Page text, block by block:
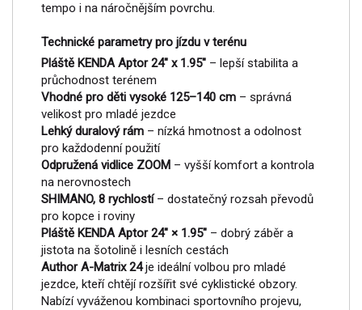
tempo i na náročnějším povrchu.
Technické parametry pro jízdu v terénu
Pláště KENDA Aptor 24" x 1.95" – lepší stabilita a
průchodnost terénem
Vhodné pro děti vysoké 125–140 cm – správná
velikost pro mladé jezdce
Lehký duralový rám – nízká hmotnost a odolnost
pro každodenní použití
Odpružená vidlice ZOOM – vyšší komfort a kontrola
na nerovnostech
SHIMANO, 8 rychlostí– dostatečný rozsah převodů
pro kopce i roviny
Pláště KENDA Aptor 24" × 1.95" – dobrý záběr a
jistota na šotolině i lesních cestách
Author A-Matrix 24je ideální volbou pro mladé
jezdce, kteří chtějí rozšířit své cyklistické obzory.
Nabízí vyváženou kombinaci sportovního projevu,